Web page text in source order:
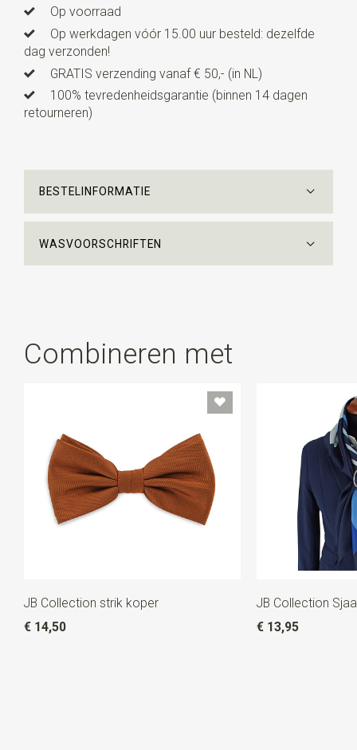
Op voorraad
Op werkdagen vóór 15.00 uur besteld: dezelfde
dag verzonden!
GRATIS verzending vanaf € 50,- (in NL)
100% tevredenheidsgarantie (binnen 14 dagen
retourneren)
BESTELINFORMATIE
WASVOORSCHRIFTEN
Combineren met
JB Collection strik koper
€ 14,50
JB Collection
€ 13,95